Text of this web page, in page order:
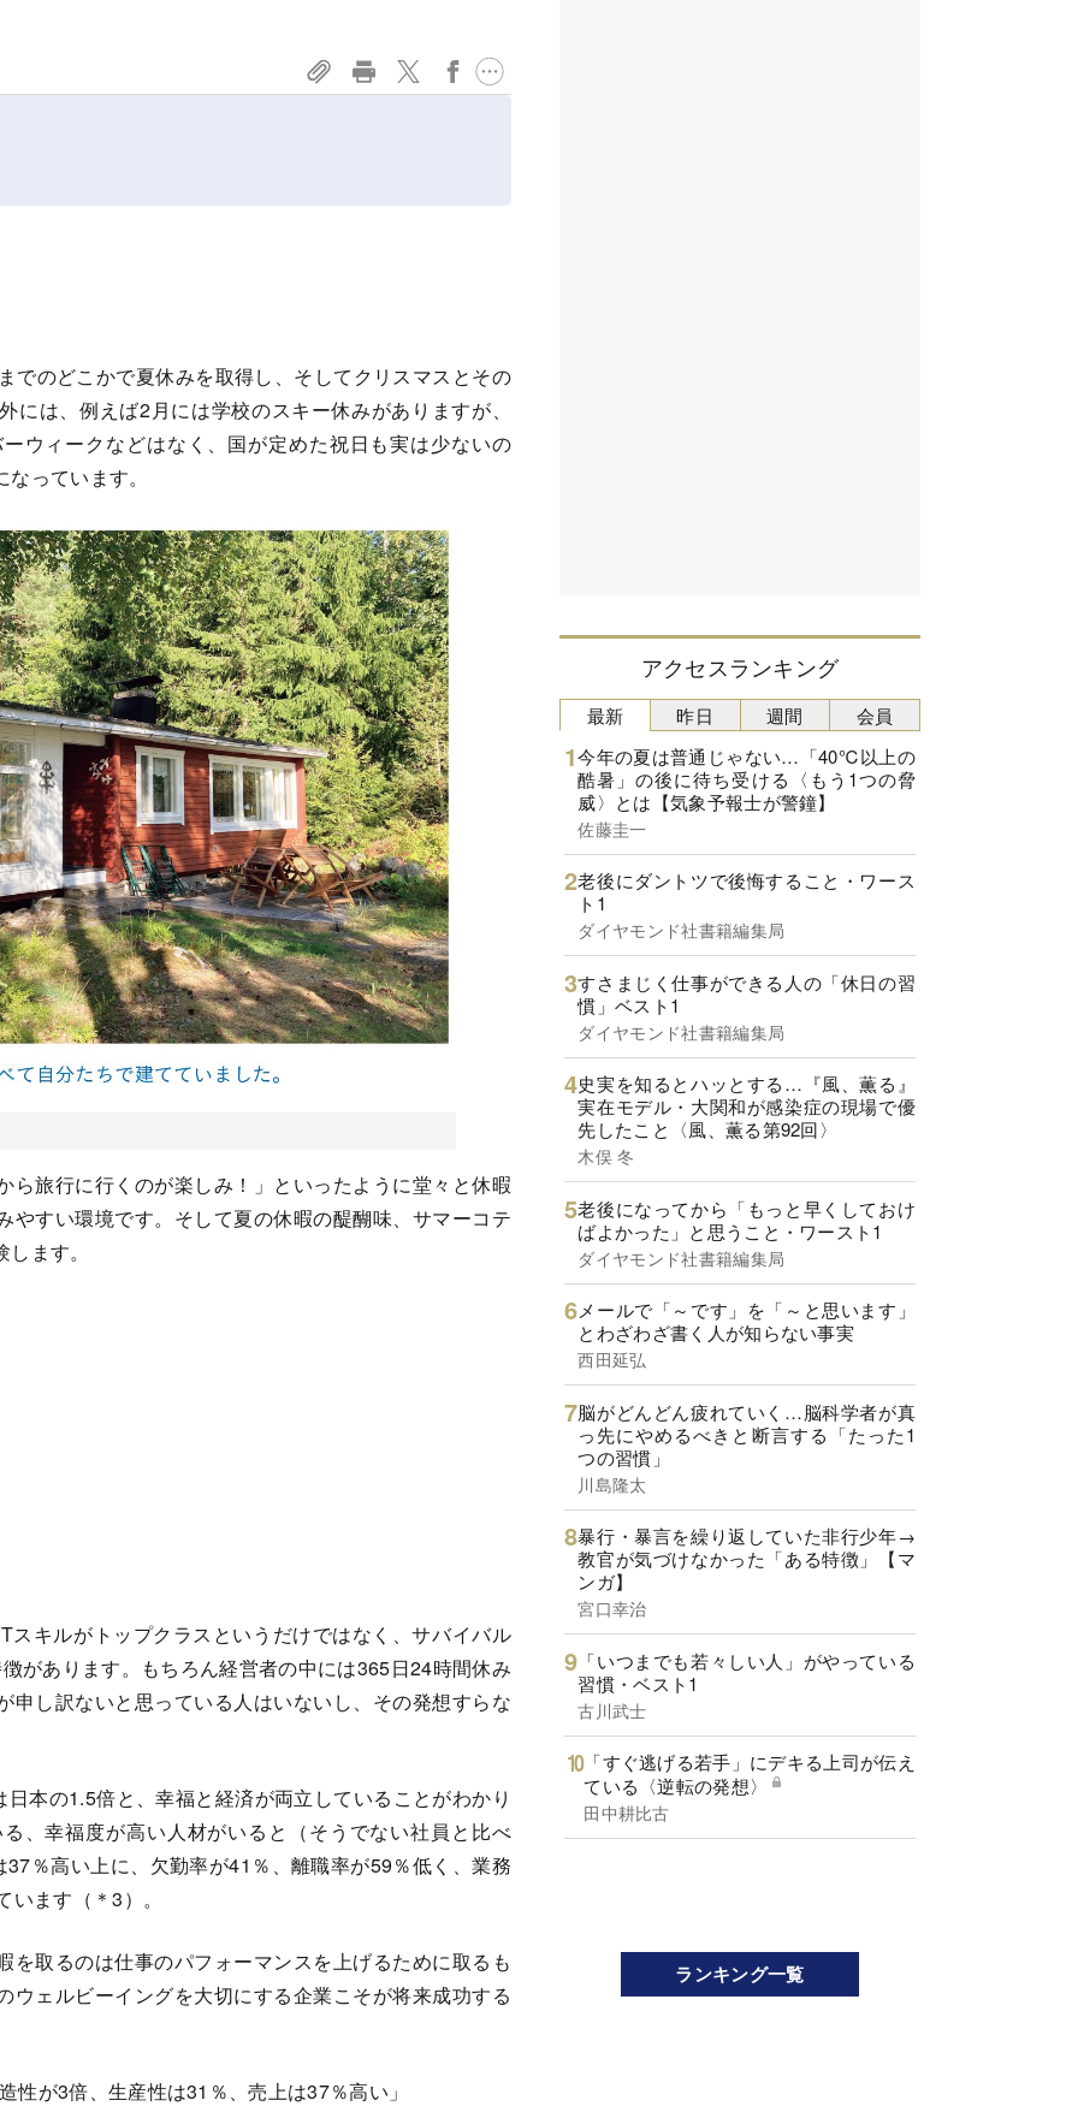
のどこかで夏休みを取得し、そしてクリスマスとその
は、例えば2月には学校のスキー休みがありますが、
ウィークなどはなく、国が定めた祝日も実は少ないの
っています。
旅行に行くのが楽しみ！」といったように堂々と休暇
やすい環境です。そして夏の休暇の醍醐味、サマーコテ
ます。
キルがトップクラスというだけではなく、サバイバル
があります。もちろん経営者の中には365日24時間休み
申し訳ないと思っている人はいないし、その発想すらな
本の1.5倍と、幸福と経済が両立していることがわかり
、幸福度が高い人材がいると（そうでない社員と比べ
％高い上に、欠勤率が41％、離職率が59％低く、業務
ます（＊3）。
取るのは仕事のパフォーマンスを上げるために取るも
ウェルビーイングを大切にする企業こそが将来成功する
が3倍、生産性は31％、売上は37％高い」
アクセスランキング
最新
今年の夏は普通じゃない…「40℃以上の
酷暑」の後に待ち受ける〈もう1つの脅
威〉とは【気象予報士が警鐘】
佐藤圭一
老後にダントツで後悔すること・ワース
ト1
ダイヤモンド社書籍編集局
すさまじく仕事ができる人の「休日の習
慣」ベスト1
ダイヤモンド社書籍編集局
史実を知るとハッとする…『風、薫る』
実在モデル・大関和が感染症の現場で優
先したこと〈風、薫る第92回〉
木俣 冬
老後になってから「もっと早くしておけ
ばよかった」と思うこと・ワースト1
ダイヤモンド社書籍編集局
メールで「～です」を「～と思います」
とわざわざ書く人が知らない事実
西田延弘
脳がどんどん疲れていく…脳科学者が真
っ先にやめるべきと断言する「たった1
つの習慣」
川島隆太
暴行・暴言を繰り返していた非行少年→
教官が気づけなかった「ある特徴」【マ
ンガ】
宮口幸治
「いつまでも若々しい人」がやっている
習慣・ベスト1
古川武士
「すぐ逃げる若手」にデキる上司が伝え
ている〈逆転の発想〉
田中耕比古
昨日 週間 会員
ランキング一覧